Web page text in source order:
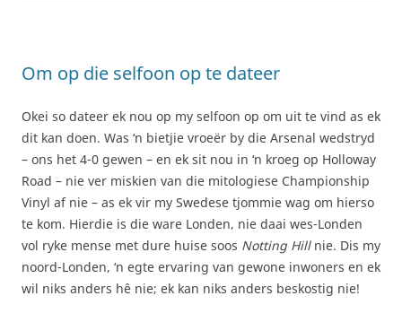
Om op die selfoon op te dateer
Okei so dateer ek nou op my selfoon op om uit te vind as ek
dit kan doen. Was ‘n bietjie vroeër by die Arsenal wedstryd
– ons het 4-0 gewen – en ek sit nou in ‘n kroeg op Holloway
Road – nie ver miskien van die mitologiese Championship
Vinyl af nie – as ek vir my Swedese tjommie wag om hierso
te kom. Hierdie is die ware Londen, nie daai wes-Londen
vol ryke mense met dure huise soos Notting Hillnie. Dis my
noord-Londen, ‘n egte ervaring van gewone inwoners en ek
wil niks anders hê nie; ek kan niks anders beskostig nie!